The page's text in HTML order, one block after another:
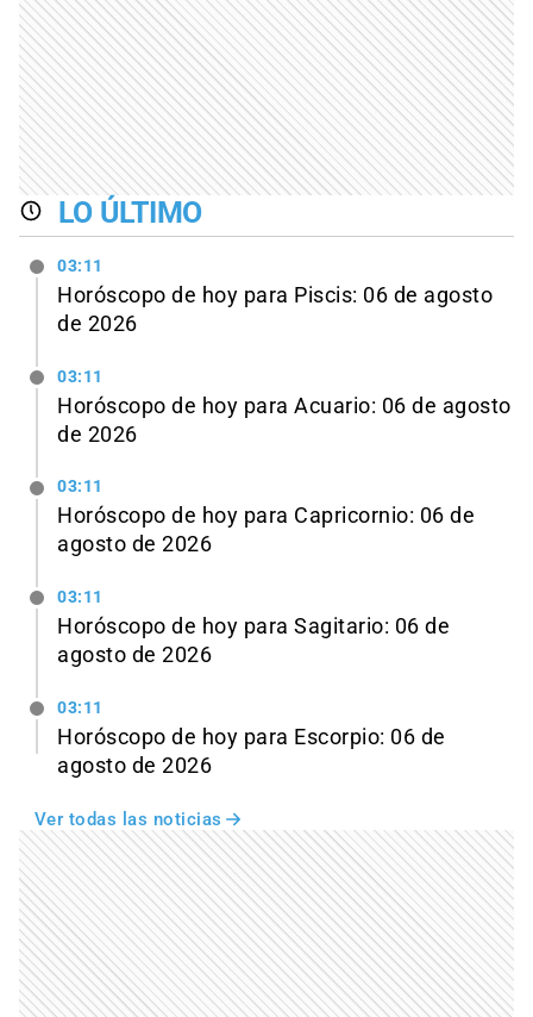
LO ÚLTIMO
03:11
Horóscopo de hoy para Piscis: 06 de agosto
de 2026
03:11
Horóscopo de hoy para Acuario: 06 de agosto
de 2026
03:11
Horóscopo de hoy para Capricornio: 06 de
agosto de 2026
03:11
Horóscopo de hoy para Sagitario: 06 de
agosto de 2026
03:11
Horóscopo de hoy para Escorpio: 06 de
agosto de 2026
Ver todas las noticias